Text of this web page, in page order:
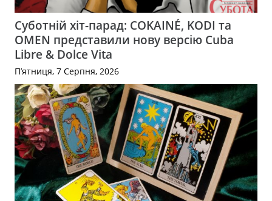
Суботній хіт-парад: COKAINÉ, KODI та
OMEN представили нову версію Cuba
Libre & Dolce Vita
П’ятниця, 7 Серпня, 2026